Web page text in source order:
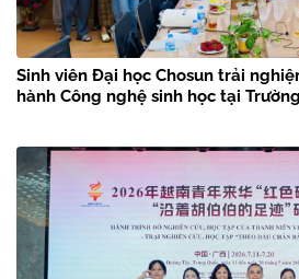
Sinh viên Đại học Chosun trải
hành Công nghệ sinh học tại